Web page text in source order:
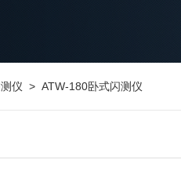
仪 > ATW-180卧式闪测仪